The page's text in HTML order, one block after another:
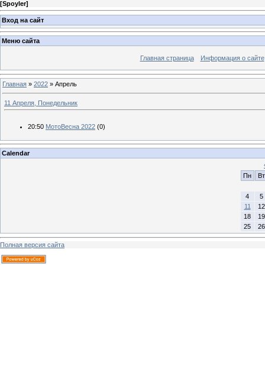
[Spoyler]
Вход на сайт
Меню сайта
Главная страница Информация о сайте
Главная » 2022 » Апрель
11 Апреля, Понедельник
20:50 МотоВесна 2022 (0)
Calendar
Пн
Вт
4
5
11
12
18
19
25
26
Полная версия сайта